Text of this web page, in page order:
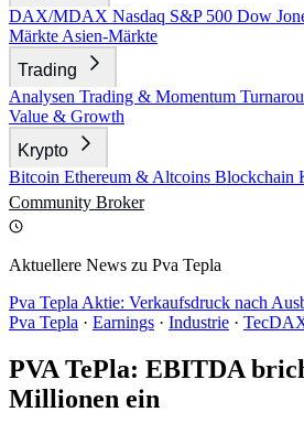
DAX/MDAX Nasdaq S&P 500 Dow
Märkte Asien-Märkte
Trading
Analysen Trading & Momentum
Value & Growth
Krypto
Bitcoin Ethereum & Altcoins Blockchain
Community Broker
Aktuellere News zu Pva Tepla
Pva Tepla Aktie: Verkaufsdruck nach
Pva Tepla · Earnings · Industrie ·
PVA TePla: EBITDA
Millionen ein